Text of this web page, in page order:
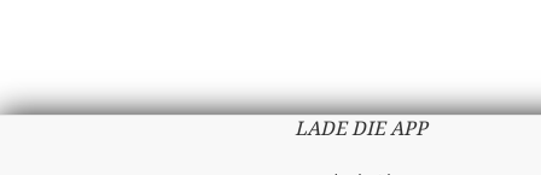
LADE DIE APP